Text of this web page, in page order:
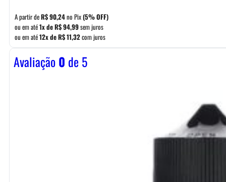
A partir deR$90,24no Pix(5% OFF)
ou em até1x deR$94,99sem juros
ou em até12x deR$11,32com juros
Avaliação0 de 5